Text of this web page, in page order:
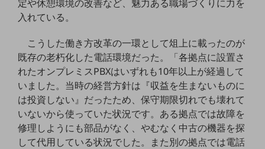
ケータイプラン
5Gデータプラス
データプラス
IoT向け回線料金
home5Gプラン
モバイルサービス
端末の一元管理
定や休憩環境の改善など、魅力ある職場づくりに力を
入れている。
こうした働き方改革の一環として俎上に載ったのが
既存の老朽化した電話環境だった。「各拠点に設置さ
れたオンプレミスPBXはいずれも10年以上が経過して
いました。当時の経営方針は『収益を生まないものに
は投資しない』だったため、保守期限切れでも壊れて
いないから使っていた状況です。ある拠点では故障を
修理しようにも部品がなく、やむなく中古の機器を探
して代用している状況でした。また別の拠点では電話